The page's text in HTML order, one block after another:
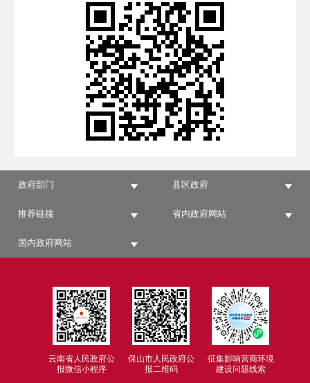
政府部门 县区政府
推荐链接 省内政府网站
国内政府网站
云南省人民政府公
报微信小程序
保山市人民政府公
报二维码
征集影响营商环境
建设问题线索